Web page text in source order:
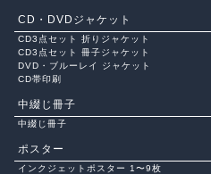
CD・DVDジャケット
CD3点セット 折りジャケット
CD3点セット 冊子ジャケット
DVD・ブルーレイ ジャケット
CD帯印刷
中綴じ冊子
中綴じ冊子
ポスター
インクジェットポスター 1〜9枚